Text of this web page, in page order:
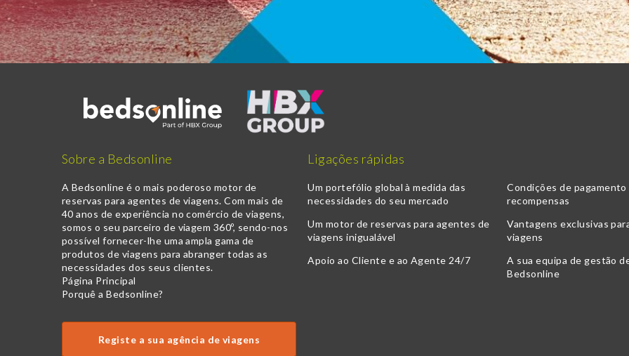
Sobre a Bedsonline
A Bedsonline é o mais poderoso motor de
reservas para agentes de viagens. Com mais de
40 anos de experiência no comércio de viagens,
somos o seu parceiro de viagem 360º, sendo-nos
possível fornecer-lhe uma ampla gama de
produtos de viagens para abranger todas as
necessidades dos seus clientes.
Página Principal
Porquê a Bedsonline?
Registe a sua agência de viagens
Ligações rápidas
Um portefólio global à medida das
necessidades do seu mercado
Condições de
recompensas
Um motor de reservas para agentes de
viagens inigualável
Vantagens exclusivas
viagens
Apoio ao Cliente e ao Agente 24/7
A sua equipa de gestão
Bedsonline